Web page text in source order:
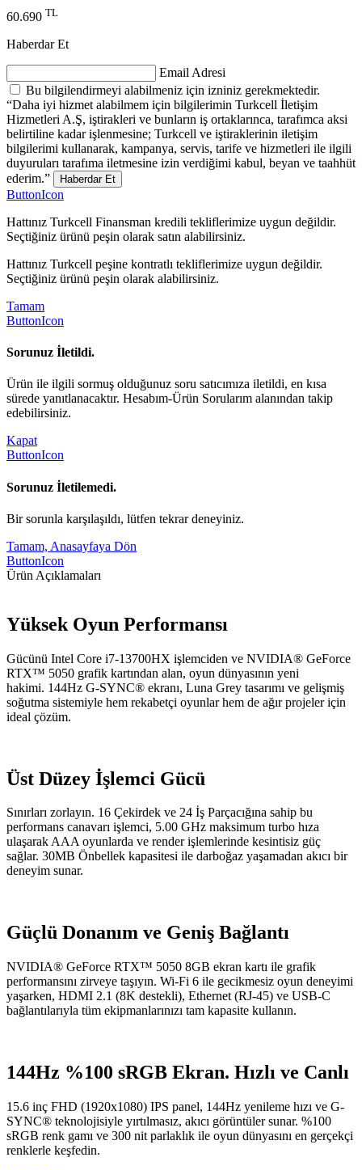
60.690 TL
Haberdar Et
Email Adresi
Bu bilgilendirmeyi alabilmeniz için izniniz gerekmektedir.
“Daha iyi hizmet alabilmem için bilgilerimin Turkcell İletişim
Hizmetleri A.Ş, iştirakleri ve bunların iş ortaklarınca, tarafımca aksi
belirtiline kadar işlenmesine; Turkcell ve iştiraklerinin iletişim
bilgilerimi kullanarak, kampanya, servis, tarife ve hizmetleri ile ilgili
duyuruları tarafıma iletmesine izin verdiğimi kabul, beyan ve taahhüt
ederim.”
Haberdar Et
ButtonIcon
Hattınız Turkcell Finansman kredili tekliflerimize uygun değildir.
Seçtiğiniz ürünü peşin olarak satın alabilirsiniz.
Hattınız Turkcell peşine kontratlı tekliflerimize uygun değildir.
Seçtiğiniz ürünü peşin olarak alabilirsiniz.
Tamam
ButtonIcon
Sorunuz İletildi.
Ürün ile ilgili sormuş olduğunuz soru satıcımıza iletildi, en kısa
sürede yanıtlanacaktır. Hesabım-Ürün Sorularım alanından takip
edebilirsiniz.
Kapat
ButtonIcon
Sorunuz İletilemedi.
Bir sorunla karşılaşıldı, lütfen tekrar deneyiniz.
Tamam, Anasayfaya Dön
ButtonIcon
Ürün Açıklamaları
Yüksek Oyun Performansı
Gücünü Intel Core i7-13700HX işlemciden ve NVIDIA® GeForce
RTX™ 5050 grafik kartından alan, oyun dünyasının yeni
hakimi. 144Hz G-SYNC® ekranı, Luna Grey tasarımı ve gelişmiş
soğutma sistemiyle hem rekabetçi oyunlar hem de ağır projeler için
ideal çözüm.
Üst Düzey İşlemci Gücü
Sınırları zorlayın. 16 Çekirdek ve 24 İş Parçacığına sahip bu
performans canavarı işlemci, 5.00 GHz maksimum turbo hıza
ulaşarak AAA oyunlarda ve render işlemlerinde kesintisiz güç
sağlar. 30MB Önbellek kapasitesi ile darboğaz yaşamadan akıcı bir
deneyim sunar.
Güçlü Donanım ve Geniş Bağlantı
NVIDIA® GeForce RTX™ 5050 8GB ekran kartı ile grafik
performansını zirveye taşıyın. Wi-Fi 6 ile gecikmesiz oyun deneyimi
yaşarken, HDMI 2.1 (8K destekli), Ethernet (RJ-45) ve USB-C
bağlantılarıyla tüm ekipmanlarınızı tam kapasite kullanın.
144Hz %100 sRGB Ekran. Hızlı ve Canlı
15.6 inç FHD (1920x1080) IPS panel, 144Hz yenileme hızı ve G-
SYNC® teknolojisiyle yırtılmasız, akıcı görüntüler sunar. %100
sRGB renk gamı ve 300 nit parlaklık ile oyun dünyasını en gerçekçi
renklerle keşfedin.